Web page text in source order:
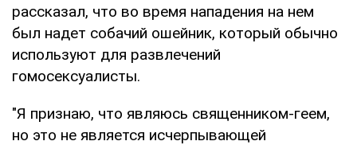
рассказал, что во время нападения на нем
был надет собачий ошейник, который обычно
используют для развлечений
гомосексуалисты.
"Я признаю, что являюсь священником-геем,
но это не является исчерпывающей